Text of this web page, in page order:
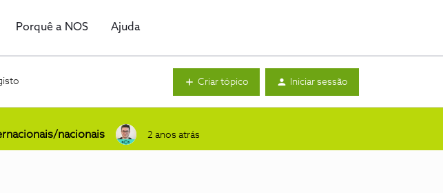
Porquê a NOS Ajuda
Criar tópico Iniciar sessão
nacionais 2 anos atrás